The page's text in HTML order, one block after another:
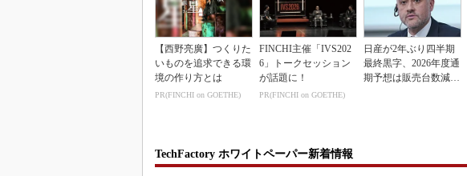
【西野亮廣】つくりた
いものを追求できる環
境の作り方とは
PR(FINCHI on GOETHE)
FINCHI主催「IVS202
6」トークセッション
が話題に！
PR(FINCHI on GOETHE)
日産が2年ぶり四半期
最終黒字、2026年度通
期予想は販売台数減も
TechFactory ホワイトペーパー新着情報